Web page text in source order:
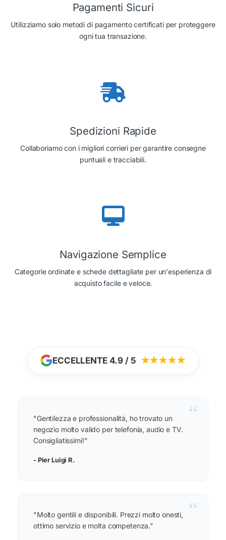
Pagamenti Sicuri
Utilizziamo solo metodi di pagamento certificati per proteggere
ogni tua transazione.
Spedizioni Rapide
Collaboriamo con i migliori corrieri per garantire consegne
puntuali e tracciabili.
Navigazione Semplice
Categorie ordinate e schede dettagliate per un'esperienza di
acquisto facile e veloce.
ECCELLENTE 4.9 / 5 ★★★★★
“
"Gentilezza e professionalità, ho trovato un
negozio molto valido per telefonia, audio e TV.
Consigliatissimi!"
- Pier Luigi R.
“
"Molto gentili e disponibili. Prezzi molto onesti,
ottimo servizio e molta competenza."